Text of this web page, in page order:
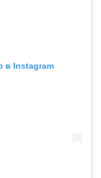
в Instagram